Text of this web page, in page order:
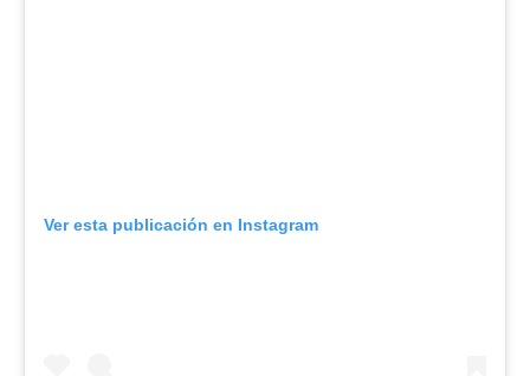
Ver esta publicación en Instagram